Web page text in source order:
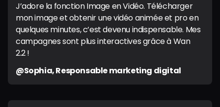
J’adore la fonction Image en Vidéo. Télécharger
mon image et obtenir une vidéo animée et pro en
quelques minutes, c’est devenu indispensable. Mes
campagnes sont plus interactives grâce à Wan
2.2 !
@Sophia, Responsable marketing digital